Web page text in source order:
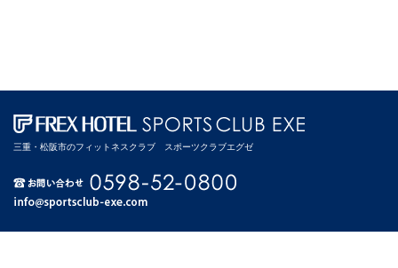
三重・松阪市のフィットネスクラブ スポーツクラブエグゼ